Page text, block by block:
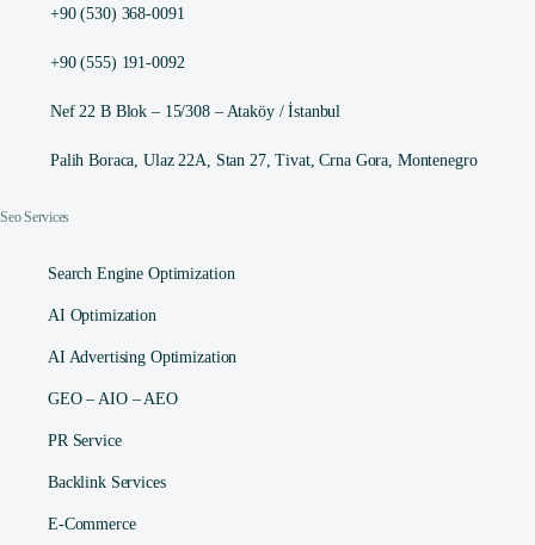
+90 (530) 368-0091
+90 (555) 191-0092
Nef 22 B Blok – 15/308 – Ataköy / İstanbul
Palih Boraca, Ulaz 22A, Stan 27, Tivat, Crna Gora, Montenegro
Seo Services
Search Engine Optimization
AI Optimization
AI Advertising Optimization
GEO – AIO – AEO
PR Service
Backlink Services
E-Commerce